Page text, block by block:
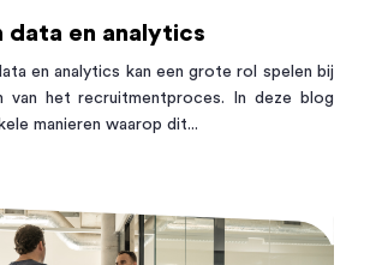
data en analytics
en analytics kan een grote rol spelen bij
van het recruitmentproces. In deze blog
manieren waarop dit...